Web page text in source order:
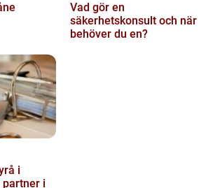
Vad gör en
säkerhetskonsult och när
behöver du en?
i
partner i